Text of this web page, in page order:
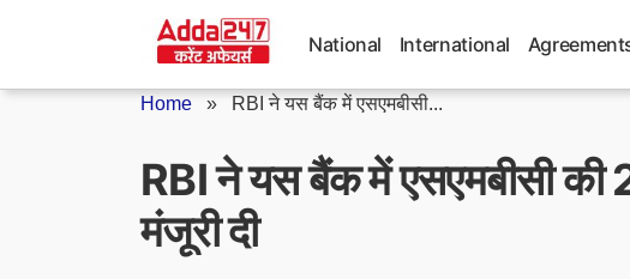
National International
Home » RBI ने यस बैंक में एसएमबीसी...
RBI ने यस बैंक में एसएमबीसी की
मंजूरी दी